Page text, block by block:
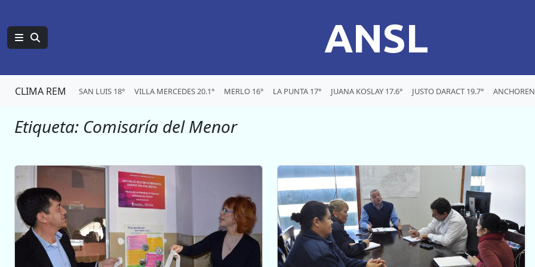
ANSL
CLIMA REM SAN LUIS 18° VILLA MERCEDES 20.1° MERLO 16° LA PUNTA 17° JUANA KOSLAY 17.6° JUSTO DARACT 19.7°
Etiqueta: Comisaría del Menor